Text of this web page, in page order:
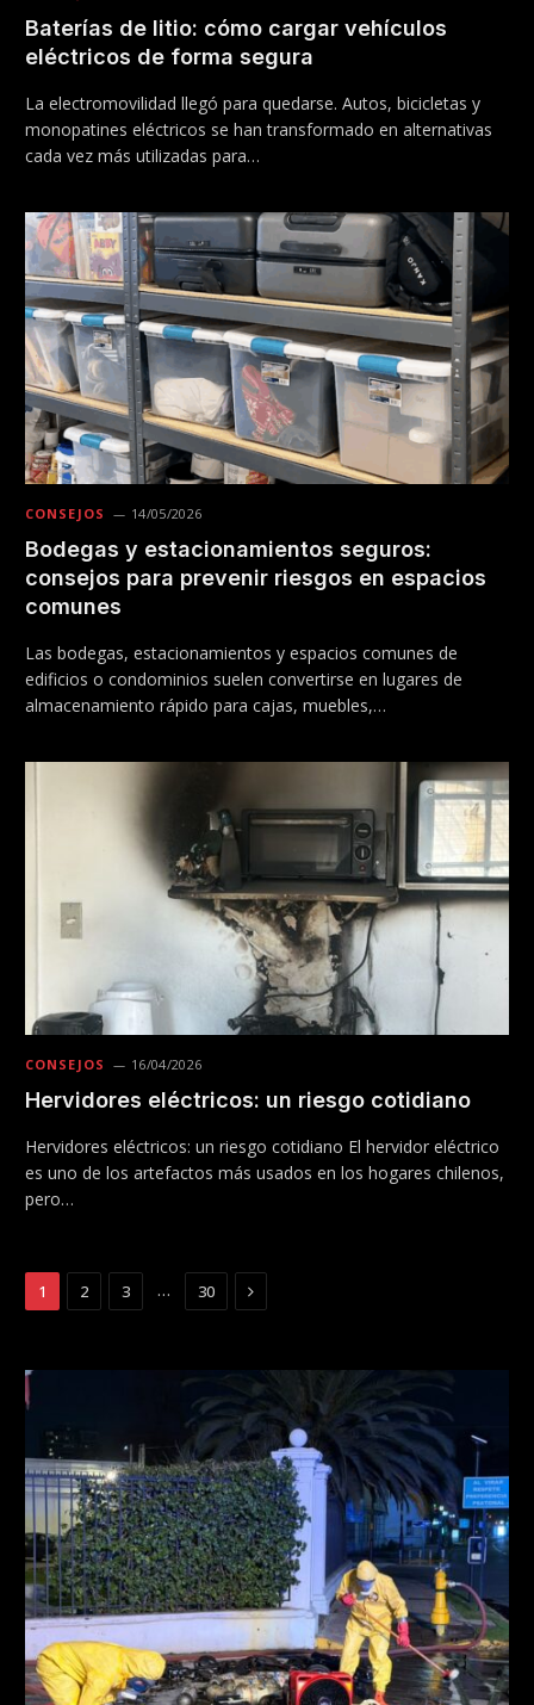
Baterías de litio: cómo cargar vehículos
eléctricos de forma segura
La electromovilidad llegó para quedarse. Autos, bicicletas y
monopatines eléctricos se han transformado en alternativas
cada vez más utilizadas para…
CONSEJOS 14/05/2026
Bodegas y estacionamientos seguros:
consejos para prevenir riesgos en espacios
comunes
Las bodegas, estacionamientos y espacios comunes de
edificios o condominios suelen convertirse en lugares de
almacenamiento rápido para cajas, muebles,…
CONSEJOS 16/04/2026
Hervidores eléctricos: un riesgo cotidiano
Hervidores eléctricos: un riesgo cotidiano El hervidor eléctrico
es uno de los artefactos más usados en los hogares chilenos,
pero…
1 2 3 … 30 Next